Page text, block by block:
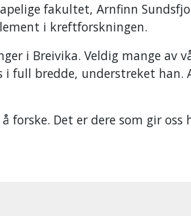
fakultet, Arnfinn
i kreftforskningen.
i Breivika. Veldig mange
i full bredde, understreket
forske. Det er dere som gir oss